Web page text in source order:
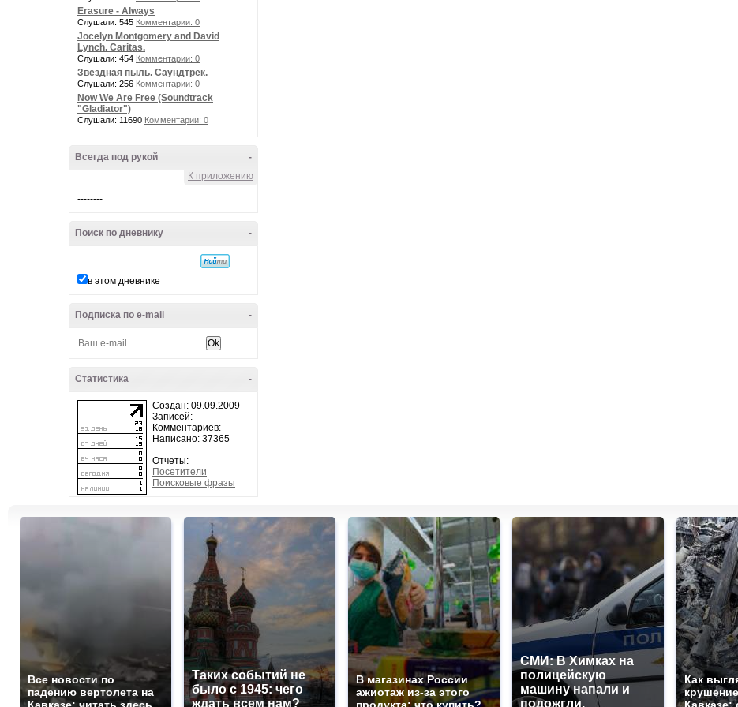
Erasure - Always
Слушали: 545 Комментарии: 0
Jocelyn Montgomery and David
Lynch. Caritas.
Слушали: 454 Комментарии: 0
Звёздная пыль. Саундтрек.
Слушали: 256 Комментарии: 0
Now We Are Free (Soundtrack
"Gladiator")
Слушали: 11690 Комментарии: 0
-
Всегда под рукой
К приложению
--------
-
Поиск по дневнику
в этом дневнике
-
Подписка по e-mail
-
Статистика
Создан: 09.09.2009
Записей:
Комментариев:
Написано: 37365
Отчеты:
Посетители
Поисковые фразы
Все новости по
падению вертолета на
Таких событий не
было с 1945: чего
ждать всем нам?
В магазинах России
ажиотаж из-за этого
СМИ: В Химках на
полицейскую
машину напали и
подожгли.
Как